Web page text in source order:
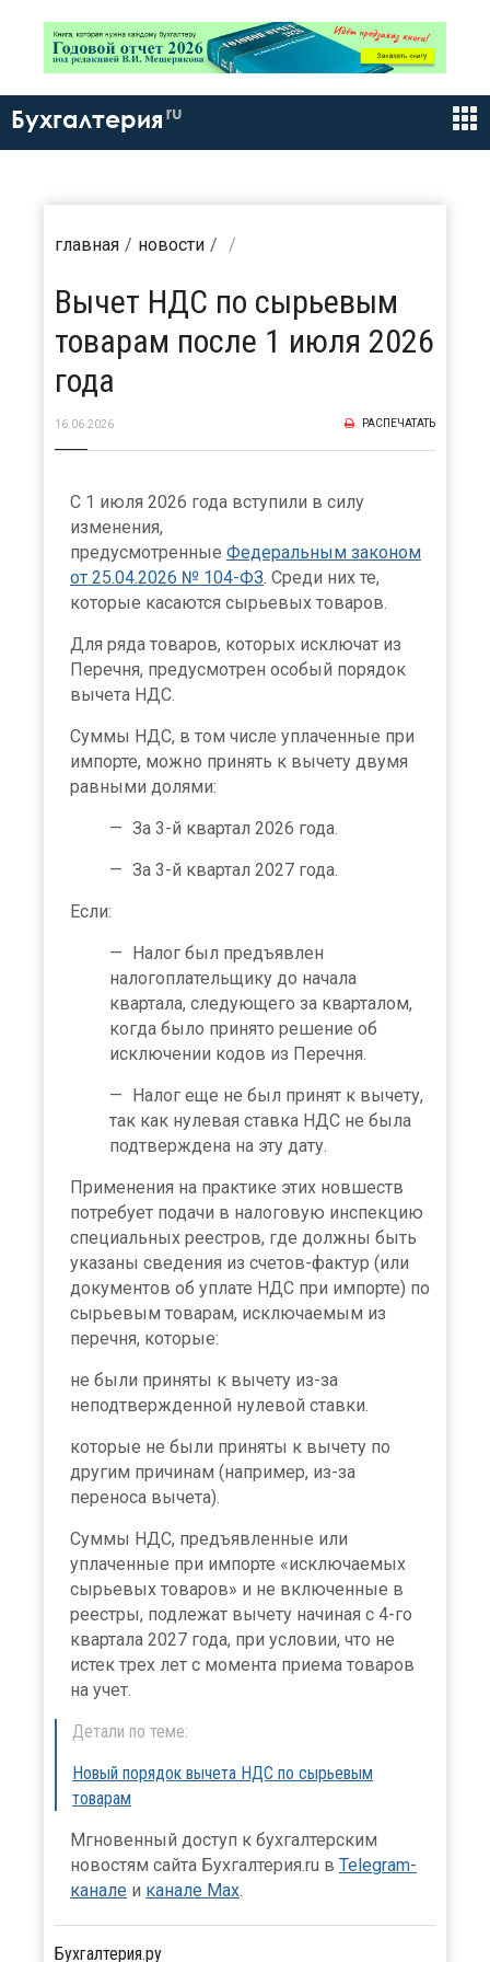
Бухгалтерия ru
главная новости
Вычет НДС по сырьевым
товарам после 1 июля 2026
года
16.06.2026 РАСПЕЧАТАТЬ
С 1 июля 2026 года вступили в силу
изменения,
предусмотренные Федеральным законом
от 25.04.2026 № 104-ФЗ. Среди них те,
которые касаются сырьевых товаров.
Для ряда товаров, которых исключат из
Перечня, предусмотрен особый порядок
вычета НДС.
Суммы НДС, в том числе уплаченные при
импорте, можно принять к вычету двумя
равными долями:
За 3-й квартал 2026 года.
За 3-й квартал 2027 года.
Если:
Налог был предъявлен
налогоплательщику до начала
квартала, следующего за кварталом,
когда было принято решение об
исключении кодов из Перечня.
Налог еще не был принят к вычету,
так как нулевая ставка НДС не была
подтверждена на эту дату.
Применения на практике этих новшеств
потребует подачи в налоговую инспекцию
специальных реестров, где должны быть
указаны сведения из счетов-фактур (или
документов об уплате НДС при импорте) по
сырьевым товарам, исключаемым из
перечня, которые:
не были приняты к вычету из-за
неподтвержденной нулевой ставки.
которые не были приняты к вычету по
другим причинам (например, из-за
переноса вычета).
Суммы НДС, предъявленные или
уплаченные при импорте «исключаемых
сырьевых товаров» и не включенные в
реестры, подлежат вычету начиная с 4-го
квартала 2027 года, при условии, что не
истек трех лет с момента приема товаров
на учет.
Детали по теме:
Новый порядок вычета НДС по сырьевым
товарам
Мгновенный доступ к бухгалтерским
новостям сайта Бухгалтерия.ru в Telegram-
канале и канале Max.
Бухгалтерия.ру